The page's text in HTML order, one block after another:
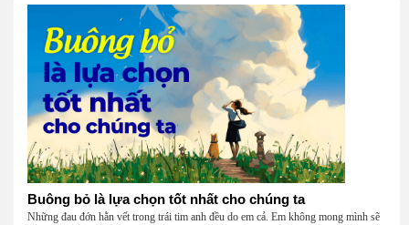
Buông bỏ là lựa chọn tốt nhất cho chúng ta
Những đau đớn hằn vết trong trái tim anh đều do em cả. Em không mong mình sẽ